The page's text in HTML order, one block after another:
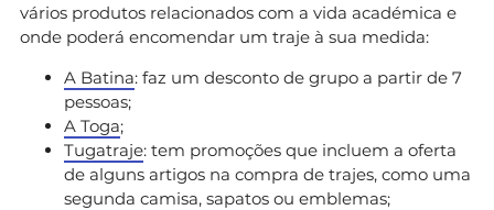
vários produtos relacionados com a vida académica e
onde poderá encomendar um traje à sua medida:
A Batina: faz um desconto de grupo a partir de 7
pessoas;
A Toga;
Tugatraje: tem promoções que incluem a oferta
de alguns artigos na compra de trajes, como uma
segunda camisa, sapatos ou emblemas;